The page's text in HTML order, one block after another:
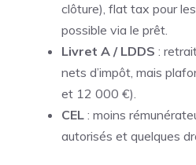
clôture), flat tax pour
possible via le prêt.
Livret A / LDDS :
nets d’impôt, mais
et 12 000 €).
CEL : moins
autorisés et quelques